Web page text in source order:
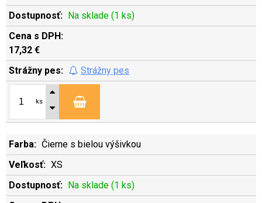
Na sklade (1 ks)
17,32 €
Strážny pes
ks
Čierne s bielou výšivkou
XS
Na sklade (1 ks)